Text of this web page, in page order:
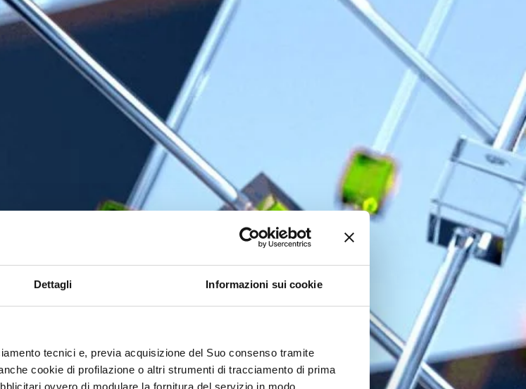
Dettagli Informazioni sui cookie
tecnici e, previa acquisizione del Suo consenso tramite
cookie di profilazione o altri strumenti di tracciamento di prima
ovvero di modulare la fornitura del servizio in modo